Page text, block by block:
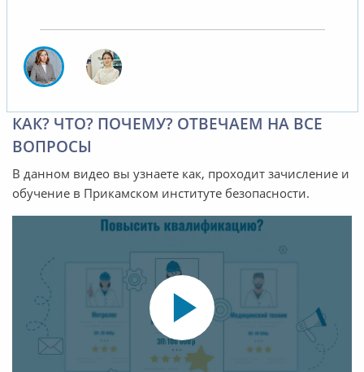
КАК? ЧТО? ПОЧЕМУ? ОТВЕЧАЕМ НА ВСЕ
ВОПРОСЫ
В данном видео вы узнаете как, проходит зачисление и
обучение в Прикамском институте безопасности.